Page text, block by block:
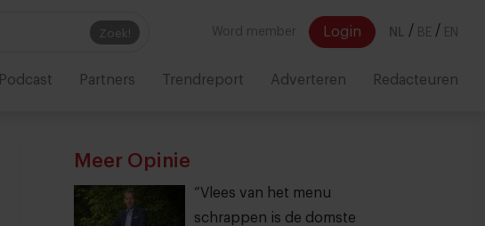
Zoek! Word member Login NL / BE / EN
Podcast Partners Trendreport Adverteren Redacteuren
Meer Opinie
“Vlees van het menu
schrappen is de domste